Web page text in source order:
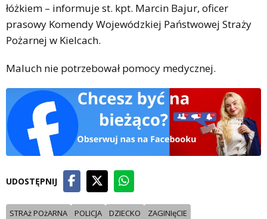
łóżkiem – informuje st. kpt. Marcin Bajur, oficer
prasowy Komendy Wojewódzkiej Państwowej Straży
Pożarnej w Kielcach.
Maluch nie potrzebował pomocy medycznej.
UDOSTĘPNIJ
STRAż POżARNA POLICJA DZIECKO ZAGINIęCIE